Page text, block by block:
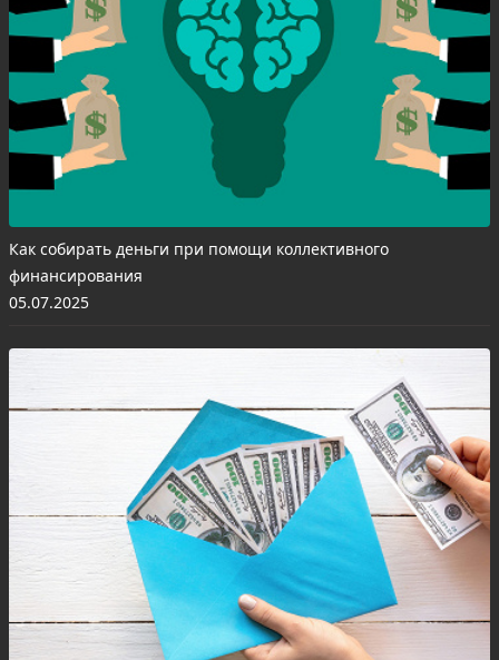
Как собирать деньги при помощи коллективного
финансирования
05.07.2025